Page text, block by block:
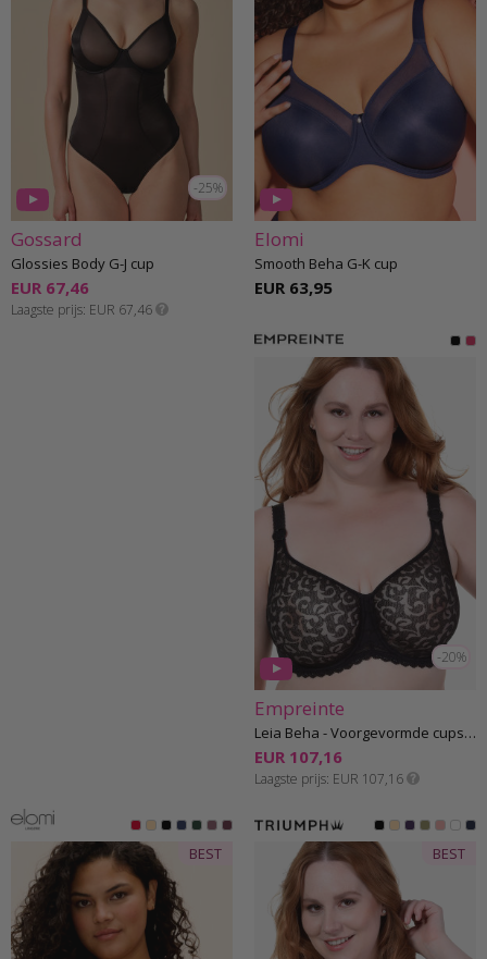
-25%
Gossard
Glossies Body G-J cup
EUR 67,46
Laagste prijs EUR 67,46
Elomi
Smooth Beha G-K cup
EUR 63,95
-20%
Empreinte
Leia Beha - Voorgevormde cups E-H cup
EUR 107,16
Laagste prijs EUR 107,16
BEST BEST